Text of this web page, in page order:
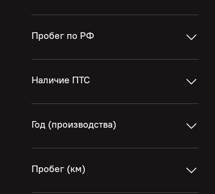
Пробег по РФ
Наличие ПТС
Год (производства)
Пробег (км)